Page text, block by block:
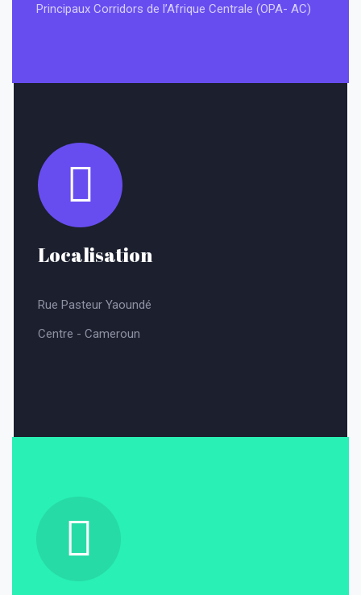
Principaux Corridors de l’Afrique Centrale (OPA- AC)
Localisation
Rue Pasteur Yaoundé
Centre - Cameroun